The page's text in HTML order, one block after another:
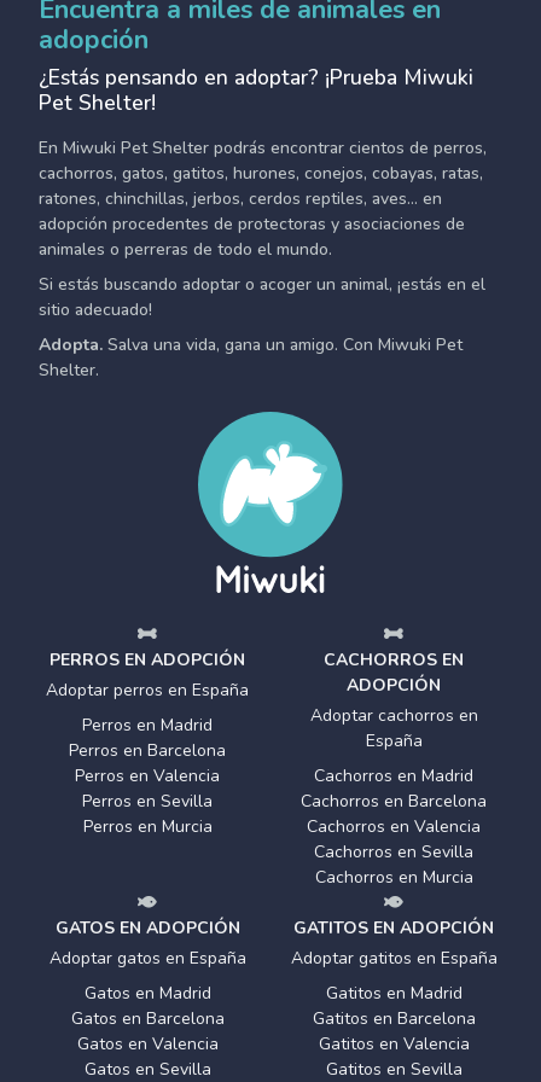
Encuentra a miles de animales en
adopción
¿Estás pensando en adoptar? ¡Prueba Miwuki
Pet Shelter!
En Miwuki Pet Shelter podrás encontrar cientos de perros,
cachorros, gatos, gatitos, hurones, conejos, cobayas, ratas,
ratones, chinchillas, jerbos, cerdos reptiles, aves... en
adopción procedentes de protectoras y asociaciones de
animales o perreras de todo el mundo.
Si estás buscando adoptar o acoger un animal, ¡estás en el
sitio adecuado!
Adopta. Salva una vida, gana un amigo. Con Miwuki Pet
Shelter.
PERROS EN ADOPCIÓN
Adoptar perros en España
Perros en Madrid
Perros en Barcelona
Perros en Valencia
Perros en Sevilla
Perros en Murcia
CACHORROS EN
ADOPCIÓN
Adoptar cachorros en
España
Cachorros en Madrid
Cachorros en Barcelona
Cachorros en Valencia
Cachorros en Sevilla
Cachorros en Murcia
GATOS EN ADOPCIÓN
Adoptar gatos en España
Gatos en Madrid
Gatos en Barcelona
Gatos en Valencia
Gatos en Sevilla
GATITOS EN ADOPCIÓN
Adoptar gatitos en España
Gatitos en Madrid
Gatitos en Barcelona
Gatitos en Valencia
Gatitos en Sevilla